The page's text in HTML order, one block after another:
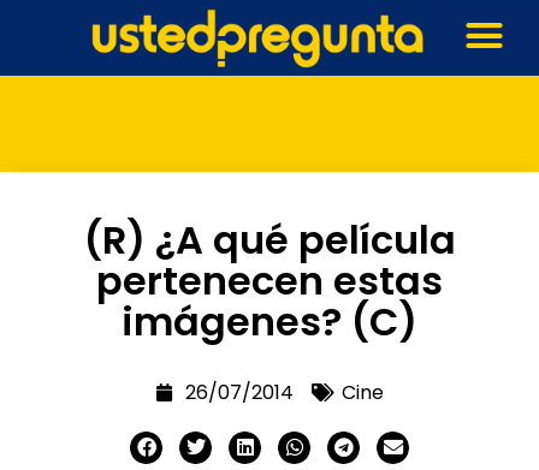
(R) ¿A qué película
pertenecen estas
imágenes? (C)
26/07/2014 Cine